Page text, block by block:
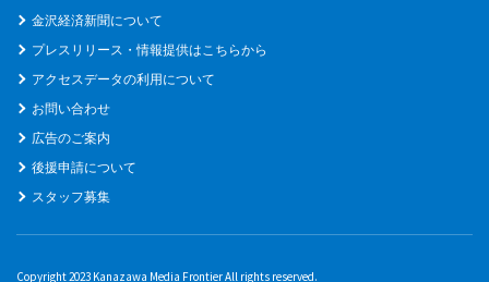
金沢経済新聞について
プレスリリース・情報提供はこちらから
アクセスデータの利用について
お問い合わせ
広告のご案内
後援申請について
スタッフ募集
Copyright 2023 Kanazawa Media Frontier All rights reserved.